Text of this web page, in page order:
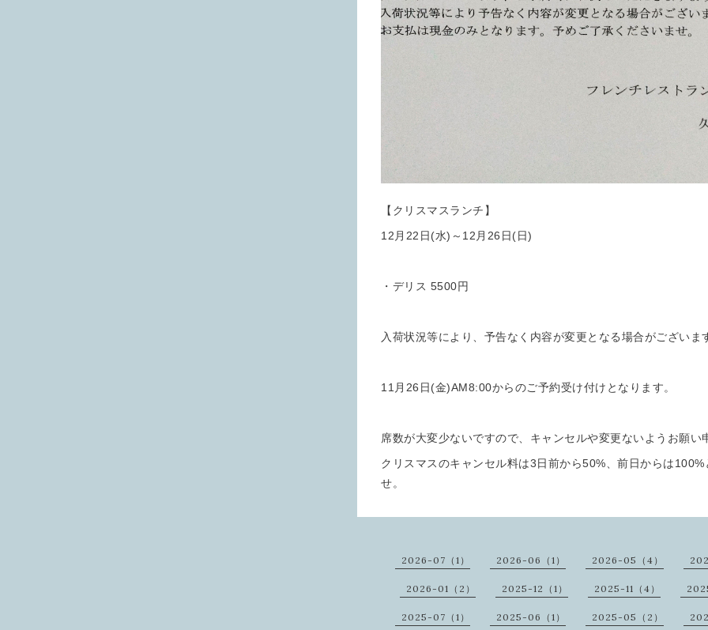
【クリスマスランチ】
12月22日(水)～12月26日(日)
・デリス 5500円
入荷状況等により、予告なく内容が変更となる場合がございま
11月26日(金)AM8:00からのご予約受け付けとなります。
席数が大変少ないですので、キャンセルや変更ないようお願い
クリスマスのキャンセル料は3日前から50%、前日からは
せ。
2026-07（1） 2026-06（1） 2026-05（4）
2026-01（2） 2025-12（1） 2025-11（4）
2025-07（1） 2025-06（1） 2025-05（2）